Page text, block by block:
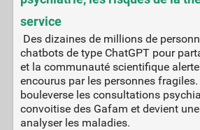
service
Des dizaines de millions de
chatbots de type ChatGPT pour
et la communauté scientifique
encourus par les personnes fragiles.
bouleverse les consultations
convoitise des Gafam et devient
analyser les maladies.